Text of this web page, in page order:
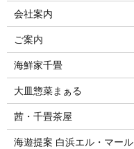
会社案内
ご案内
海鮮家千畳
大皿惣菜まぁる
茜・千畳茶屋
海遊提案 白浜エル・マール